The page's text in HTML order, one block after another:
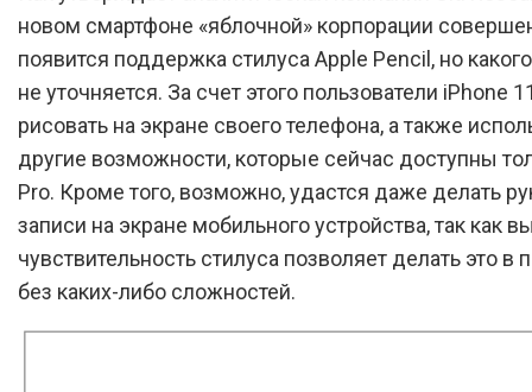
новом смартфоне «яблочной» корпорации
появится поддержка стилуса Apple Pencil, но
не уточняется. За счет этого пользователи iPhone
рисовать на экране своего телефона, а также
другие возможности, которые сейчас доступны
Pro. Кроме того, возможно, удастся даже делать
записи на экране мобильного устройства, так как
чувствительность стилуса позволяет делать это в
без каких-либо сложностей.